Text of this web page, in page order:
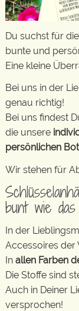
Du suchst für
bunte und
Eine kleine
Bei uns in der
genau richtig!
Bei uns findest
die unsere
persönlichen
Wir stehen für
bunt wie
In der
Accessoires der
In allen Farben
Die Stoffe sind
Auch in Deiner
versprochen!